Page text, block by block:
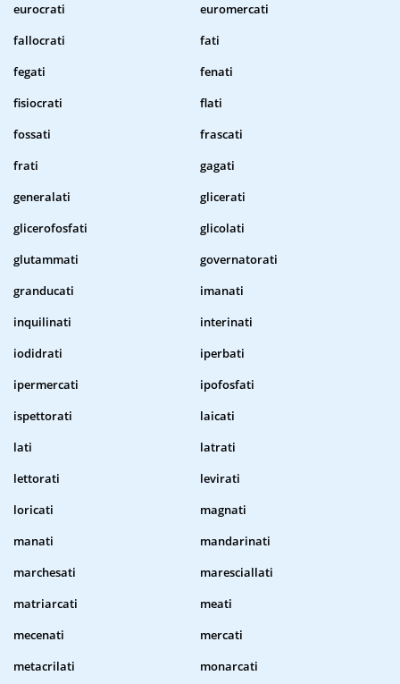
eurocrati
euromercati
fallocrati
fati
fegati
fenati
fisiocrati
flati
fossati
frascati
frati
gagati
generalati
glicerati
glicerofosfati
glicolati
glutammati
governatorati
granducati
imanati
inquilinati
interinati
iodidrati
iperbati
ipermercati
ipofosfati
ispettorati
laicati
lati
latrati
lettorati
levirati
loricati
magnati
manati
mandarinati
marchesati
maresciallati
matriarcati
meati
mecenati
mercati
metacrilati
monarcati